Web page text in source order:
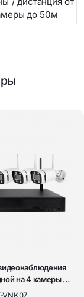
до 50м
на 4 камеры Wi-